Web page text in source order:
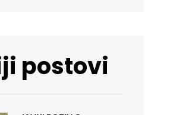
postovi